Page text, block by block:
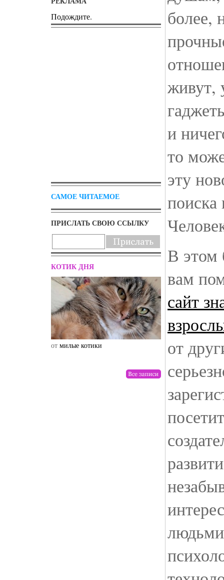
Подождите.
САМОЕ ЧИТАЕМОЕ
ПРИСЛАТЬ СВОЮ ССЫЛКУ
КОТИК ДНЯ
от милые котики от drunktwi
более,
живут,
и
то
эту
В этом
вам
сайт
от